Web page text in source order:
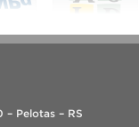
– Pelotas – RS